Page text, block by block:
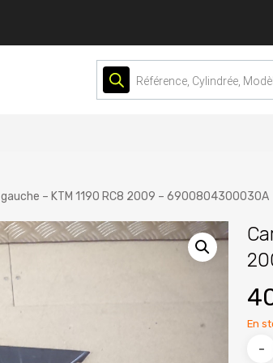
Recherche
produits
– KTM 1190 RC8 2009 – 6900804300030A
En